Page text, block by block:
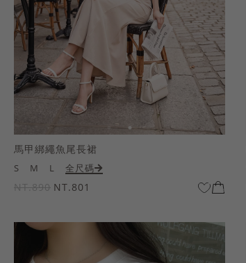
馬甲綁繩魚尾長裙
S M L 全尺碼
NT.890 NT.801